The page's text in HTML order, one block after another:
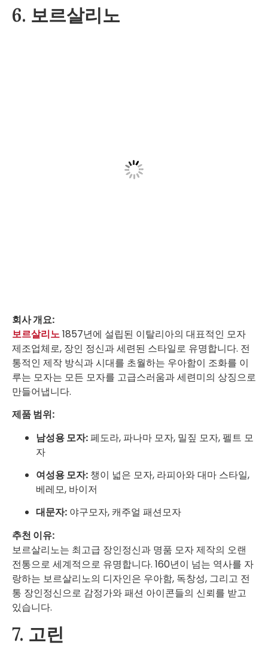
6. 보르살리노
회사 개요:
보르살리노1857년에 설립된 이탈리아의 대표적인 모자
제조업체로, 장인 정신과 세련된 스타일로 유명합니다. 전
통적인 제작 방식과 시대를 초월하는 우아함이 조화를 이
루는 모자는 모든 모자를 고급스러움과 세련미의 상징으로
만들어냅니다.
제품 범위:
남성용 모자:페도라, 파나마 모자, 밀짚 모자, 펠트 모
자
여성용 모자: 챙이 넓은 모자, 라피아와 대마 스타일,
베레모, 바이저
대문자: 야구모자, 캐주얼 패션모자
추천 이유:
보르살리노는 최고급 장인정신과 명품 모자 제작의 오랜
전통으로 세계적으로 유명합니다. 160년이 넘는 역사를 자
랑하는 보르살리노의 디자인은 우아함, 독창성, 그리고 전
통 장인정신으로 감정가와 패션 아이콘들의 신뢰를 받고
있습니다.
7. 고린